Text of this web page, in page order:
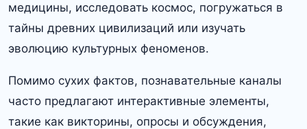
медицины, исследовать космос, погружаться в
тайны древних цивилизаций или изучать
эволюцию культурных феноменов.
Помимо сухих фактов, познавательные каналы
часто предлагают интерактивные элементы,
такие как викторины, опросы и обсуждения,